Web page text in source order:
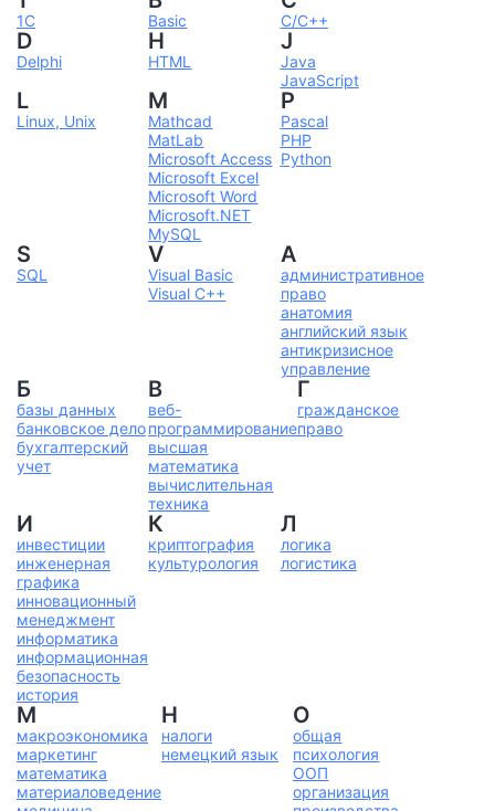
1C Basic C/C++
D
Delphi
H
HTML
J
Java
JavaScript
L
Linux, Unix
M
Mathcad
MatLab
Microsoft Access
Microsoft Excel
Microsoft Word
Microsoft.NET
MySQL
P
Pascal
PHP
Python
S
SQL
V
Visual Basic
Visual C++
А
административное
право
анатомия
английский язык
антикризисное
управление
Б
базы данных
банковское дело
бухгалтерский
учет
В
веб-
программирование
высшая
математика
вычислительная
техника
Г
гражданское
право
И
инвестиции
инженерная
графика
инновационный
менеджмент
информатика
информационная
безопасность
история
К
криптография
культурология
Л
логика
логистика
М
макроэкономика
маркетинг
математика
материаловедение
Н
налоги
немецкий язык
О
общая
психология
ООП
организация